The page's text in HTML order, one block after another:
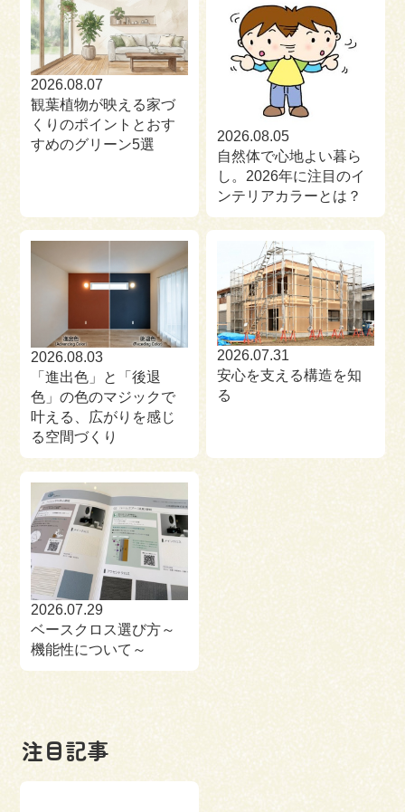
2026.08.07
観葉植物が映える家づ
くりのポイントとおす
すめのグリーン5選
2026.08.05
自然体で心地よい暮ら
し。2026年に注目のイ
ンテリアカラーとは？
2026.08.03
「進出色」と「後退
色」の色のマジックで
叶える、広がりを感じ
る空間づくり
2026.07.31
安心を支える構造を知
る
2026.07.29
ベースクロス選び方～
機能性について～
注目記事